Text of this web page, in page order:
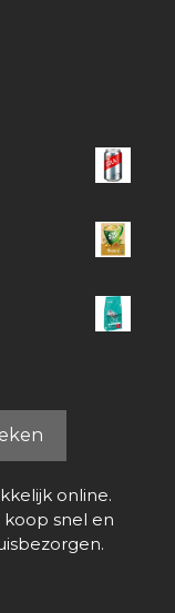
online.
snel en